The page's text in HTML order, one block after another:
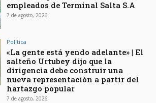
empleados de Terminal Salta S.A
7 de agosto, 2026
Política
«La gente está yendo adelante» | El
salteño Urtubey dijo que la
dirigencia debe construir una
nueva representación a partir del
hartazgo popular
7 de agosto, 2026